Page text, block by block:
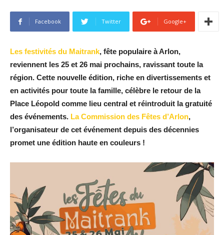
Facebook Twitter Google+
Les festivités du Maitrank, fête populaire à Arlon,
reviennent les 25 et 26 mai prochains, ravissant toute la
région. Cette nouvelle édition, riche en divertissements et
en activités pour toute la famille, célèbre le retour de la
Place Léopold comme lieu central et réintroduit la gratuité
des événements. La Commission des Fêtes d’Arlon,
l’organisateur de cet événement depuis des décennies
promet une édition haute en couleurs !